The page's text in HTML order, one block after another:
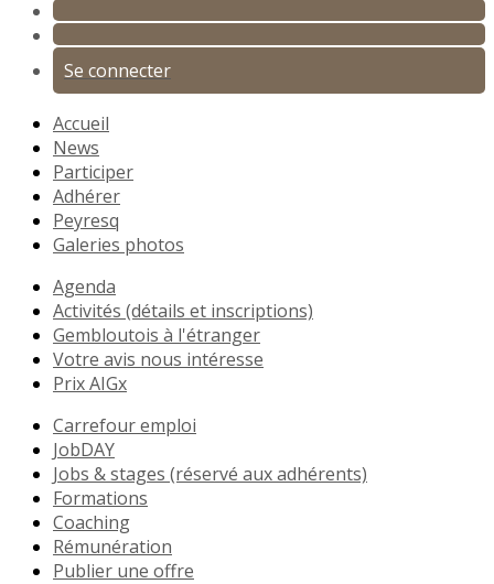
Se connecter
Accueil
News
Participer
Adhérer
Peyresq
Galeries photos
Agenda
Activités (détails et inscriptions)
Gembloutois à l'étranger
Votre avis nous intéresse
Prix AIGx
Carrefour emploi
JobDAY
Jobs & stages (réservé aux adhérents)
Formations
Coaching
Rémunération
Publier une offre